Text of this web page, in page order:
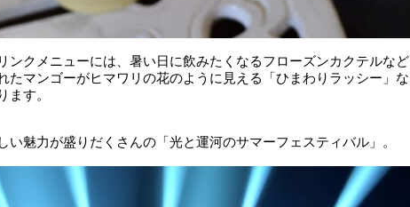
ンクメニューには、暑い日に飲みたくなるフローズンカクテルなど
たマンゴーがヒマワリの花のように見える「ひまわりラッシー」な
ます。
い魅力が盛りだくさんの「光と運河のサマーフェスティバル」。